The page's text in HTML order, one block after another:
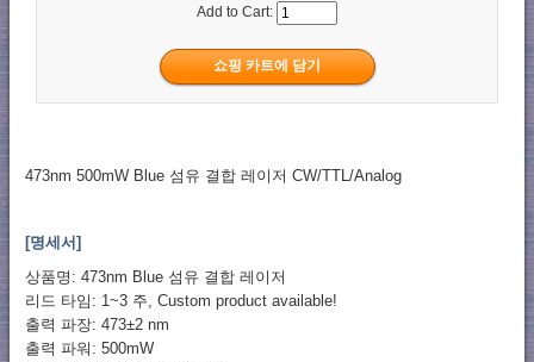
Add to Cart:
473nm 500mW Blue 섬유 결합 레이저 CW/TTL/Analog
[명세서]
상품명: 473nm Blue 섬유 결합 레이저
리드 타임: 1~3 주, Custom product available!
출력 파장: 473±2 nm
출력 파워: 500mW